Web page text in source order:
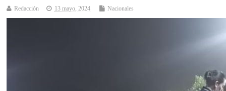
Redacción 13 mayo, 2024 Nacionales